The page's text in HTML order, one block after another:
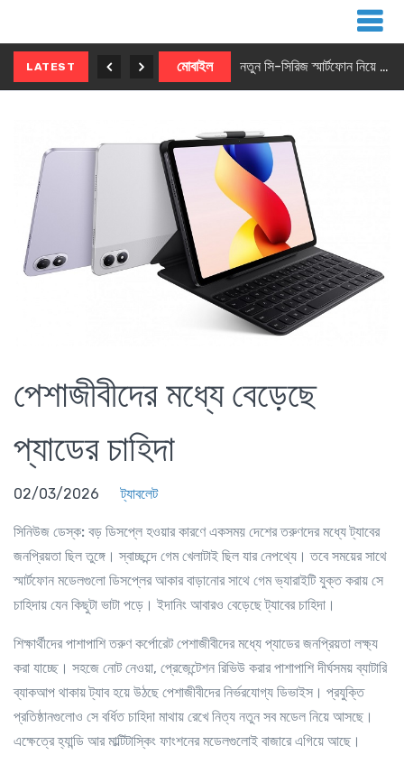
LATEST মোবাইল নতুন সি-সিরিজ স্মার্টফোন নিয়ে আসছে রিয়েলমি
পেশাজীবীদের মধ্যে বেড়েছে
প্যাডের চাহিদা
02/03/2026 ট্যাবলেট
সিনিউজ ডেস্ক: বড় ডিসপ্লে হওয়ার কারণে একসময় দেশের তরুণদের মধ্যে ট্যাবের
জনপ্রিয়তা ছিল তুঙ্গে। স্বাচ্ছন্দে গেম খেলাটাই ছিল যার নেপথ্যে। তবে সময়ের সাথে
স্মার্টফোন মডেলগুলো ডিসপ্লের আকার বাড়ানোর সাথে গেম ভ্যারাইটি যুক্ত করায় সে
চাহিদায় যেন কিছুটা ভাটা পড়ে। ইদানিং আবারও বেড়েছে ট্যাবের চাহিদা।
শিক্ষার্থীদের পাশাপাশি তরুণ কর্পোরেট পেশাজীবীদের মধ্যে প্যাডের জনপ্রিয়তা লক্ষ্য
করা যাচ্ছে। সহজে নোট নেওয়া, প্রেজেন্টেশন রিভিউ করার পাশাপাশি দীর্ঘসময় ব্যাটারি
ব্যাকআপ থাকায় ট্যাব হয়ে উঠছে পেশাজীবীদের নির্ভরযোগ্য ডিভাইস। প্রযুক্তি
প্রতিষ্ঠানগুলোও সে বর্ধিত চাহিদা মাথায় রেখে নিত্য নতুন সব মডেল নিয়ে আসছে।
এক্ষেত্রে হ্যান্ডি আর মাল্টিটাস্কিং ফাংশনের মডেলগুলোই বাজারে এগিয়ে আছে।